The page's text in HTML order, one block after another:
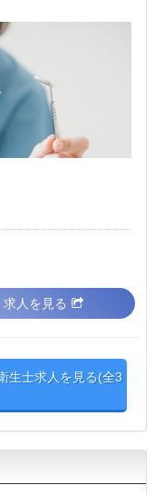
求人を見る
生士求人を見る(全3